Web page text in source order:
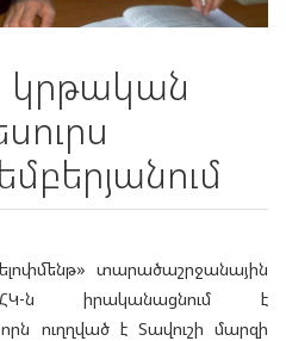
տարածաշրջանային
ՀԿ-ն իրականացնում է
ուղղված է Տավուշի մարզի